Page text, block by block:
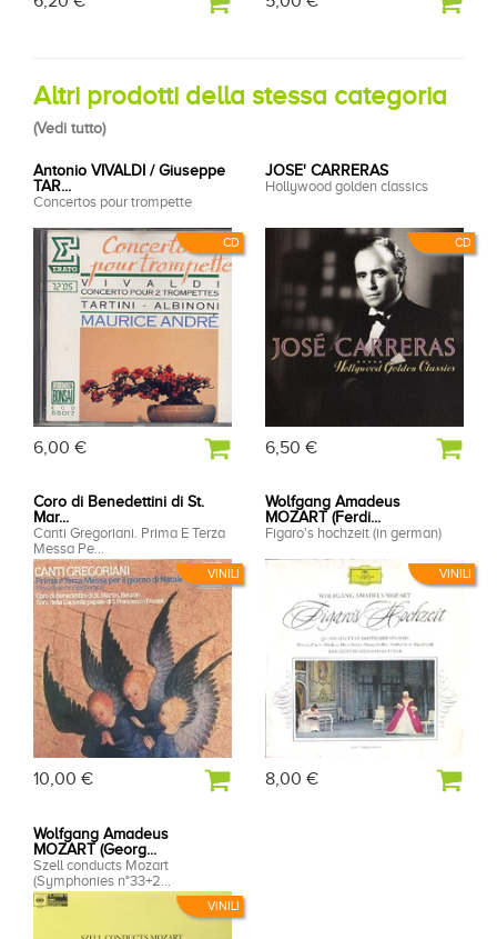
Altri prodotti della stessa categoria
(Vedi tutto)
CD
Antonio VIVALDI / Giuseppe
TAR...
Concertos pour trompette
6,00 €
CD
JOSE' CARRERAS
Hollywood golden classics
6,50 €
VINILI
Coro di Benedettini di St.
Mar...
Canti Gregoriani. Prima E Terza
Messa Pe...
10,00 €
VINILI
Wolfgang Amadeus
MOZART (Ferdi...
Figaro's hochzeit (in german)
8,00 €
VINILI
Wolfgang Amadeus
MOZART (Georg...
Szell conducts Mozart
(Symphonies n°33+2...